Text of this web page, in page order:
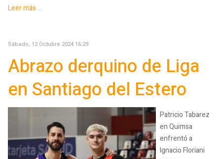
Leer más ...
Sábado, 12 Octubre 2024 16:29
Abrazo derquino de Liga
en Santiago del Estero
Patricio Tabarez
en Quimsa
enfrentó a
Ignacio Floriani